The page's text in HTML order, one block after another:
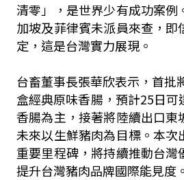
清零」，是世界少有成功案
加坡及菲律賓未派員來查，
定，這是台灣實力展現。
台畜董事長張華欣表示，首批
盒經典原味香腸，預計25日可
香腸為主，接著將陸續出口東
未來以生鮮豬肉為目標。本次
重要里程碑，將持續推動台灣
提升台灣豬肉品牌國際能見度。